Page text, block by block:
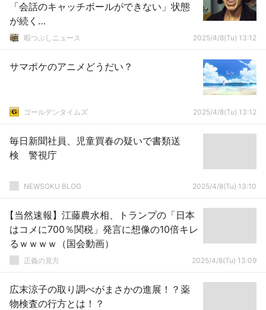
「会話のキャッチボールができない」状態
が続く…
暇つぶしニュース 2025/4/8(Tu) 13:12
サマポケのアニメどうだい？
ゴールデンタイムズ 2025/4/8(Tu) 13:12
毎日新聞社員、児童買春の疑いで書類送
検 警視庁
NEWSOKU BLOG 2025/4/8(Tu) 13:10
【当然速報】江藤農水相、トランプの「日本
はコメに700％関税」発言に想像の10倍キレ
るｗｗｗｗ（国会動画）
正義の見方 2025/4/8(Tu) 13:09
広末涼子の取り調べがまさかの進展！？薬
物検査の行方とは！？